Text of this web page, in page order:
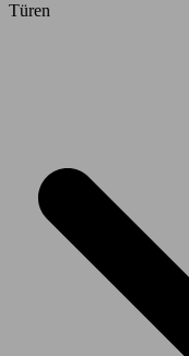
Türen